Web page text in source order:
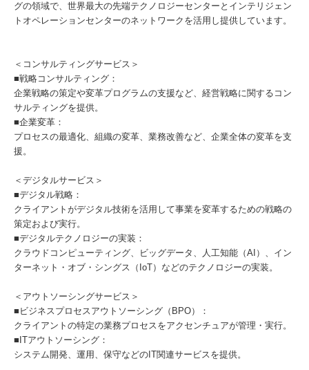
グの領域で、世界最大の先端テクノロジーセンターとインテリジェン
トオペレーションセンターのネットワークを活用し提供しています。
＜コンサルティングサービス＞
■戦略コンサルティング：
企業戦略の策定や変革プログラムの支援など、経営戦略に関するコン
サルティングを提供。
■企業変革：
プロセスの最適化、組織の変革、業務改善など、企業全体の変革を支
援。
＜デジタルサービス＞
■デジタル戦略：
クライアントがデジタル技術を活用して事業を変革するための戦略の
策定および実行。
■デジタルテクノロジーの実装：
クラウドコンピューティング、ビッグデータ、人工知能（AI）、イン
ターネット・オブ・シングス（IoT）などのテクノロジーの実装。
＜アウトソーシングサービス＞
■ビジネスプロセスアウトソーシング（BPO）：
クライアントの特定の業務プロセスをアクセンチュアが管理・実行。
■ITアウトソーシング：
システム開発、運用、保守などのIT関連サービスを提供。